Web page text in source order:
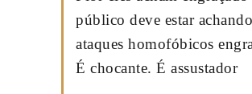
público deve estar
ataques homofóbicos
É chocante. É assustador